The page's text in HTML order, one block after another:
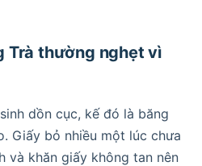
Trà thường nghẹt vì
dồn cục, kế đó là băng
Giấy bỏ nhiều một lúc chưa
và khăn giấy không tan nên